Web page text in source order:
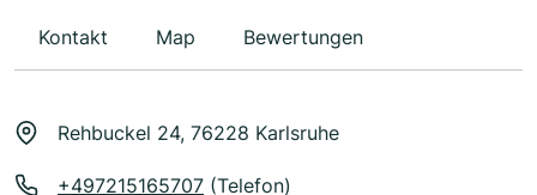
Kontakt Map Bewertungen
Rehbuckel 24, 76228 Karlsruhe
+497215165707 (Telefon)